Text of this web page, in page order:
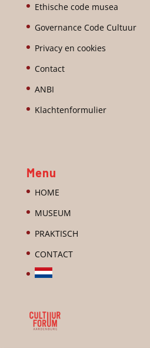
Ethische code musea
Governance Code Cultuur
Privacy en cookies
Contact
ANBI
Klachtenformulier
Menu
HOME
MUSEUM
PRAKTISCH
CONTACT